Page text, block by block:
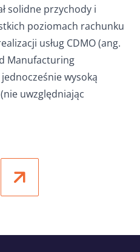
solidne przychody i
poziomach rachunku
usług CDMO (ang.
Manufacturing
wysoką
uwzględniając